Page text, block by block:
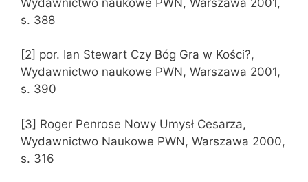
s. 388
[2] por. Ian Stewart Czy Bóg Gra w Kości?,
Wydawnictwo naukowe PWN, Warszawa 2001,
s. 390
[3] Roger Penrose Nowy Umysł Cesarza,
Wydawnictwo Naukowe PWN, Warszawa 2000,
s. 316